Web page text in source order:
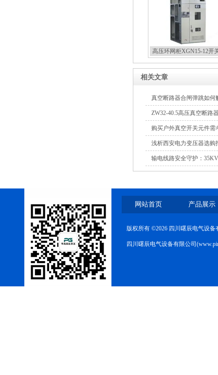
高压环网柜XGN15-12开
相关文章
真空断路器合闸弹跳如何
ZW32-40.5高压真空断路
查修复方案
购买户外真空开关元件需
浅析西安电力变压器选购
输电线路安全守护：
网站首页 产品展示
版权所有 ©2026 四川曙辰电气设
四川曙辰电气设备有限公司